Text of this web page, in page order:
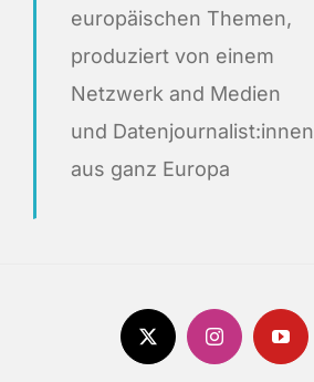
europäischen Themen,
produziert von einem
Netzwerk and Medien
und Datenjournalist:innen
aus ganz Europa